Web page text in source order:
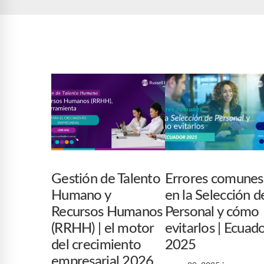
Gestión de Talento
Humano y
Recursos Humanos
(RRHH) | el motor
del crecimiento
Errores comunes
en la Selección
Personal y cómo
evitarlos |
2025